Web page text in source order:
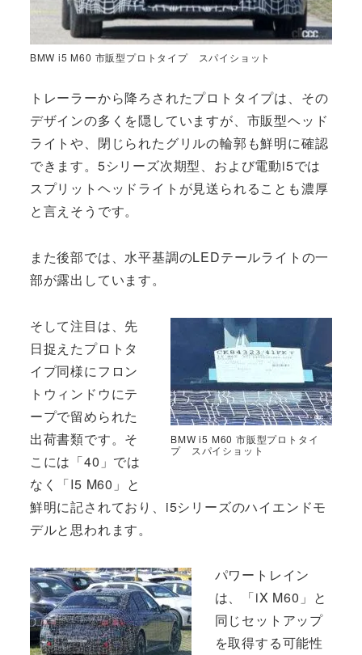
BMW i5 M60 市販型プロトタイプ スパイショット
トレーラーから降ろされたプロトタイプは、その
デザインの多くを隠していますが、市販型ヘッド
ライトや、閉じられたグリルの輪郭も鮮明に確認
できます。5シリーズ次期型、および電動i5では
スプリットヘッドライトが見送られることも濃厚
と言えそうです。
また後部では、水平基調のLEDテールライトの一
部が露出しています。
BMW i5 M60 市販型プロトタイ
プ スパイショット
そして注目は、先
日捉えたプロトタ
イプ同様にフロン
トウィンドウにテ
ープで留められた
出荷書類です。そ
こには「40」では
なく「I5 M60」と
鮮明に記されており、i5シリーズのハイエンドモ
デルと思われます。
パワートレイン
は、「iX M60」と
同じセットアップ
を取得する可能性